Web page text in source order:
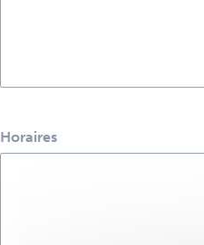
Horaires